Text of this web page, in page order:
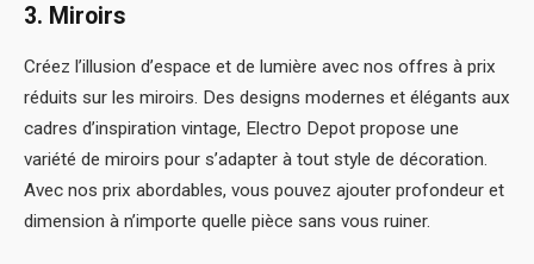
3. Miroirs
Créez l’illusion d’espace et de lumière avec nos offres à prix
réduits sur les miroirs. Des designs modernes et élégants aux
cadres d’inspiration vintage, Electro Depot propose une
variété de miroirs pour s’adapter à tout style de décoration.
Avec nos prix abordables, vous pouvez ajouter profondeur et
dimension à n’importe quelle pièce sans vous ruiner.